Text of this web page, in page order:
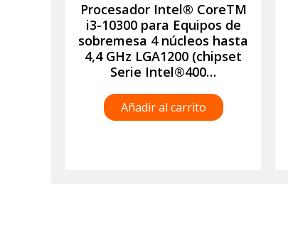
Procesador Intel® CoreTM
i3-10300 para Equipos de
sobremesa 4 núcleos hasta
4,4 GHz LGA1200 (chipset
Serie Intel®400…
Añadir al carrito